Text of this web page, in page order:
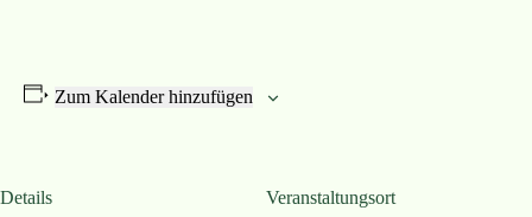
Zum Kalender hinzufügen
Details
Veranstaltungsort